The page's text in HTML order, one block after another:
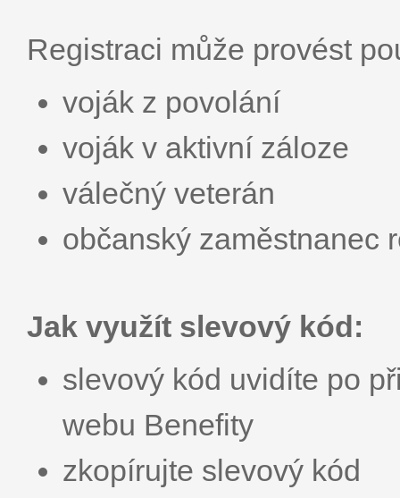
Registraci může provést
voják z povolání
voják v aktivní záloze
válečný veterán
občanský zaměstnanec
Jak využít slevový kód:
slevový kód uvidíte po
webu Benefity
zkopírujte slevový kód